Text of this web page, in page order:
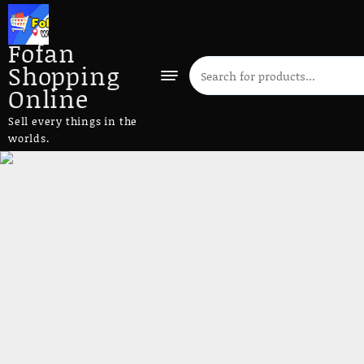
Fofan
Shopping
Online
Sell every things in the
worlds.